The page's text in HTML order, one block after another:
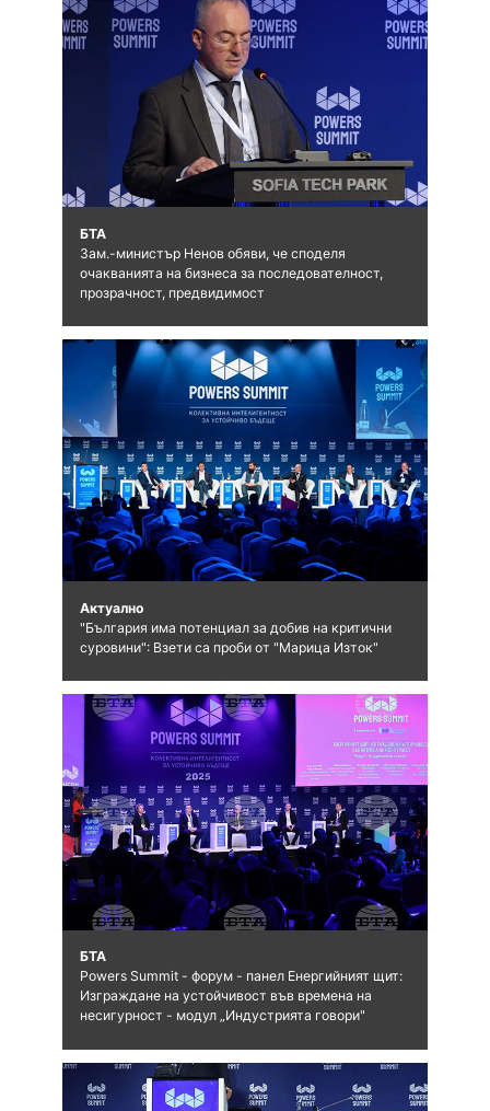
БТА
Зам.-министър Ненов обяви, че споделя
очакванията на бизнеса за последователност,
прозрачност, предвидимост
Актуално
"България има потенциал за добив на критични
суровини": Взети са проби от "Марица Изток"
БТА
Powers Summit - форум - панел Енергийният щит:
Изграждане на устойчивост във времена на
несигурност - модул „Индустрията говори"